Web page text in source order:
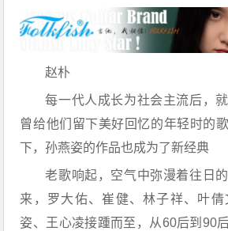
赵朴
每一代人成长为社会主流后，
曾给他们留下美好回忆的年轻时的
下，孙燕姿的作品也成为了新经典
老歌响起，空气中弥漫着往日
来，罗大佑、崔健、林子祥、叶
姿、王心凌接踵而至，从60后到90